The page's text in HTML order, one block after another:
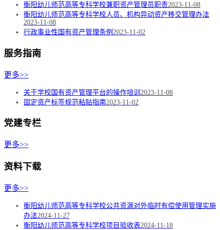
衡阳幼儿师范高等专科学校兼职资产管理员职责2023-11-08
衡阳幼儿师范高等专科学校人员、机构异动资产移交管理办法
2023-11-08
行政事业性国有资产管理条例 2023-11-02
服务指南
更多>>
关于学校国有资产管理平台的操作培训 2023-11-08
固定资产标签规范粘贴指南2023-11-02
党建专栏
更多>>
资料下载
更多>>
衡阳幼儿师范高等专科学校公共资源对外临时有偿使用管理实施
办法2024-11-27
衡阳幼儿师范高等专科学校项目验收表2024-11-18